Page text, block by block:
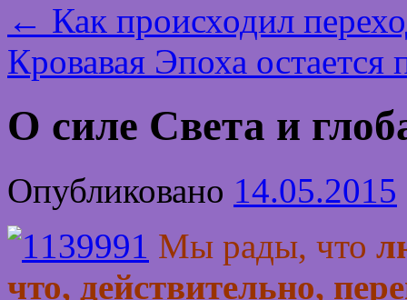
← Как происходил
Кровавая Эпоха
О силе Света и
Опубликовано 14.05.2015
Мы рады, что
что, действительно,